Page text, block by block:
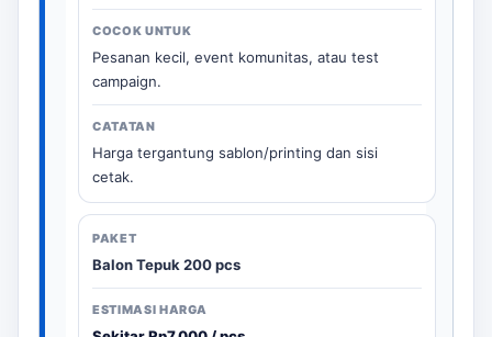
Pesanan kecil, event komunitas, atau test
campaign.
Harga tergantung sablon/printing dan sisi
cetak.
Balon Tepuk 200 pcs